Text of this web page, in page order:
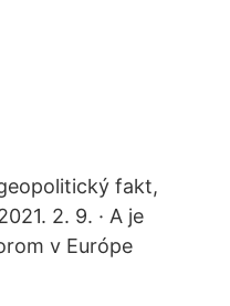
fakt,
2. 9. · A je
v Európe